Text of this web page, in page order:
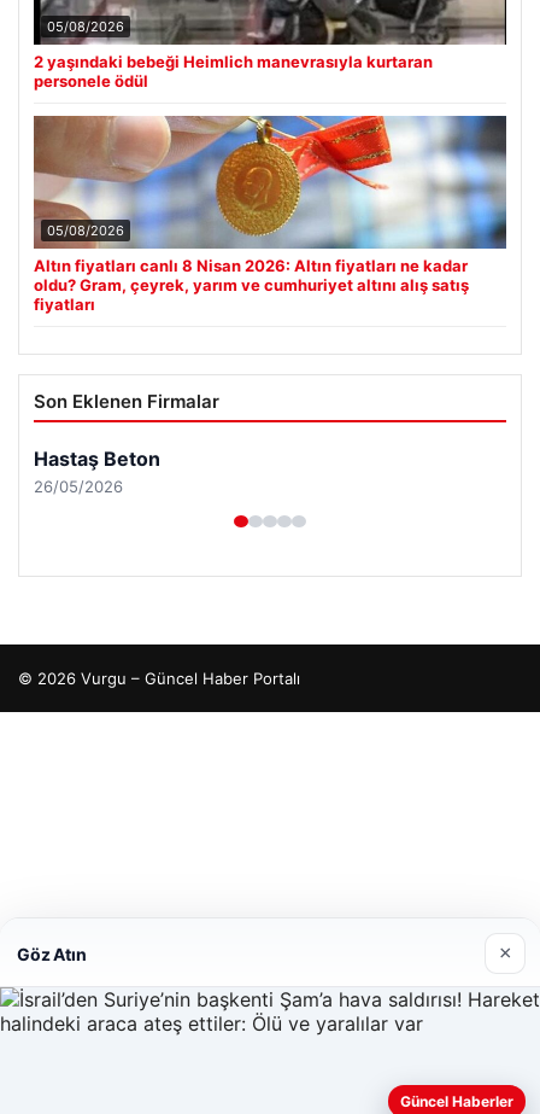
05/08/2026
2 yaşındaki bebeği Heimlich manevrasıyla kurtaran
personele ödül
05/08/2026
Altın fiyatları canlı 8 Nisan 2026: Altın fiyatları ne kadar
oldu? Gram, çeyrek, yarım ve cumhuriyet altını alış satış
fiyatları
Son Eklenen Firmalar
28/04/2026
Göz Atın ×
Güncel Haberler